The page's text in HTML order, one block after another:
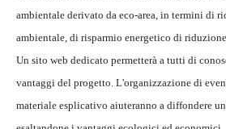
ambientale derivato da eco-area, in termini di
ambientale, di risparmio energetico di
Un sito web dedicato permetterà a tutti di
vantaggi del progetto. L'organizzazione di
materiale esplicativo aiuteranno a diffondere